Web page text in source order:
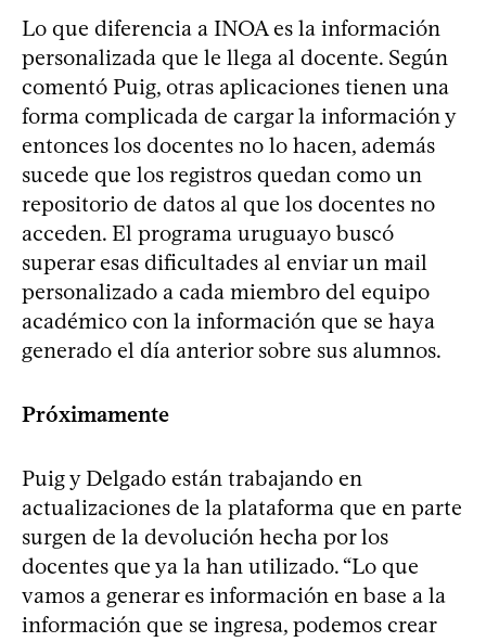
Lo que diferencia a INOA es la información
personalizada que le llega al docente. Según
comentó Puig, otras aplicaciones tienen una
forma complicada de cargar la información y
entonces los docentes no lo hacen, además
sucede que los registros quedan como un
repositorio de datos al que los docentes no
acceden. El programa uruguayo buscó
superar esas dificultades al enviar un mail
personalizado a cada miembro del equipo
académico con la información que se haya
generado el día anterior sobre sus alumnos.
Próximamente
Puig y Delgado están trabajando en
actualizaciones de la plataforma que en parte
surgen de la devolución hecha por los
docentes que ya la han utilizado. “Lo que
vamos a generar es información en base a la
información que se ingresa, podemos crear